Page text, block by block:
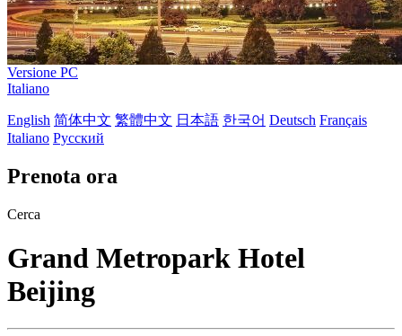
Versione PC
Italiano
English 简体中文 繁體中文 日本語 한국어 Deutsch Français
Italiano Русский
Prenota ora
Cerca
Grand Metropark Hotel
Beijing